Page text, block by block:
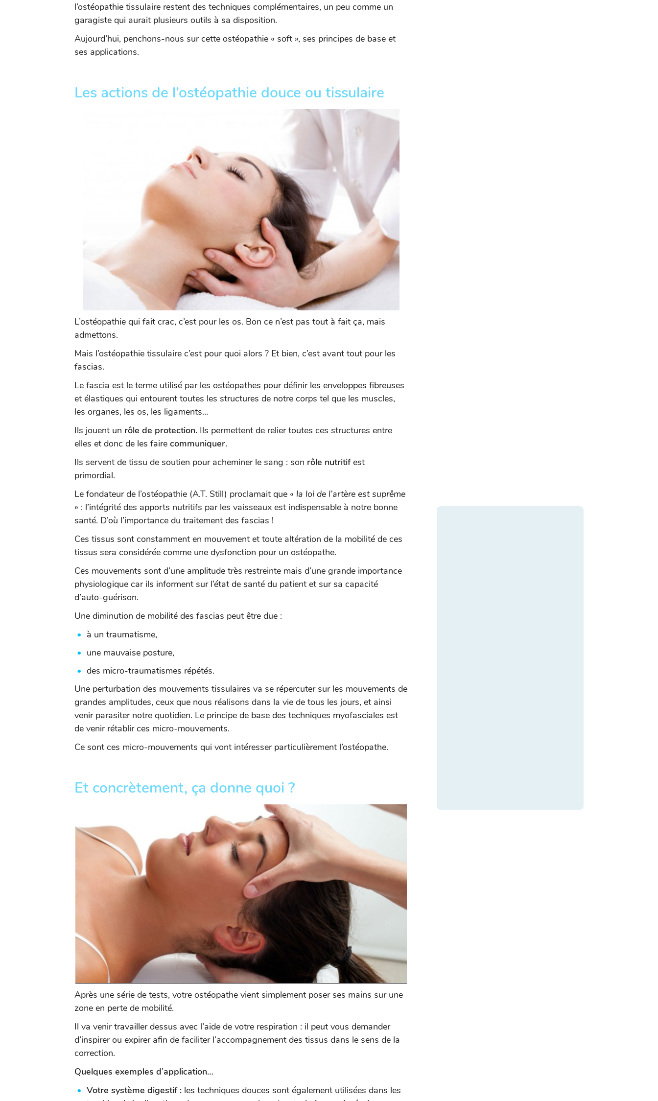
l’ostéopathie tissulaire restent des techniques complémentaires, un peu comme un
garagiste qui aurait plusieurs outils à sa disposition.
Aujourd’hui, penchons-nous sur cette ostéopathie « soft », ses principes de base et
ses applications.
Les actions de l’ostéopathie douce ou tissulaire
L’ostéopathie qui fait crac, c’est pour les os. Bon ce n’est pas tout à fait ça, mais
admettons.
Mais l’ostéopathie tissulaire c’est pour quoi alors ? Et bien, c’est avant tout pour les
fascias.
Le fascia est le terme utilisé par les ostéopathes pour définir les enveloppes fibreuses
et élastiques qui entourent toutes les structures de notre corps tel que les muscles,
les organes, les os, les ligaments…
Ils jouent un rôle de protection. Ils permettent de relier toutes ces structures entre
elles et donc de les faire communiquer.
Ils servent de tissu de soutien pour acheminer le sang : son rôle nutritifest
primordial.
Le fondateur de l’ostéopathie (A.T. Still) proclamait que « la loi de l’artère est suprême
» : l’intégrité des apports nutritifs par les vaisseaux est indispensable à notre bonne
santé. D’où l’importance du traitement des fascias !
Ces tissus sont constamment en mouvement et toute altération de la mobilité de ces
tissus sera considérée comme une dysfonction pour un ostéopathe.
Ces mouvements sont d’une amplitude très restreinte mais d’une grande importance
physiologique car ils informent sur l’état de santé du patient et sur sa capacité
d’auto-guérison.
Une diminution de mobilité des fascias peut être due :
à un traumatisme,
une mauvaise posture,
des micro-traumatismes répétés.
Une perturbation des mouvements tissulaires va se répercuter sur les mouvements de
grandes amplitudes, ceux que nous réalisons dans la vie de tous les jours, et ainsi
venir parasiter notre quotidien. Le principe de base des techniques myofasciales est
de venir rétablir ces micro-mouvements.
Ce sont ces micro-mouvements qui vont intéresser particulièrement l’ostéopathe.
Et concrètement, ça donne quoi ?
Après une série de tests, votre ostéopathe vient simplement poser ses mains sur une
zone en perte de mobilité.
Il va venir travailler dessus avec l’aide de votre respiration : il peut vous demander
d’inspirer ou expirer afin de faciliter l’accompagnement des tissus dans le sens de la
correction.
Quelques exemples d’application…
Votre système digestif : les techniques douces sont également utilisées dans les